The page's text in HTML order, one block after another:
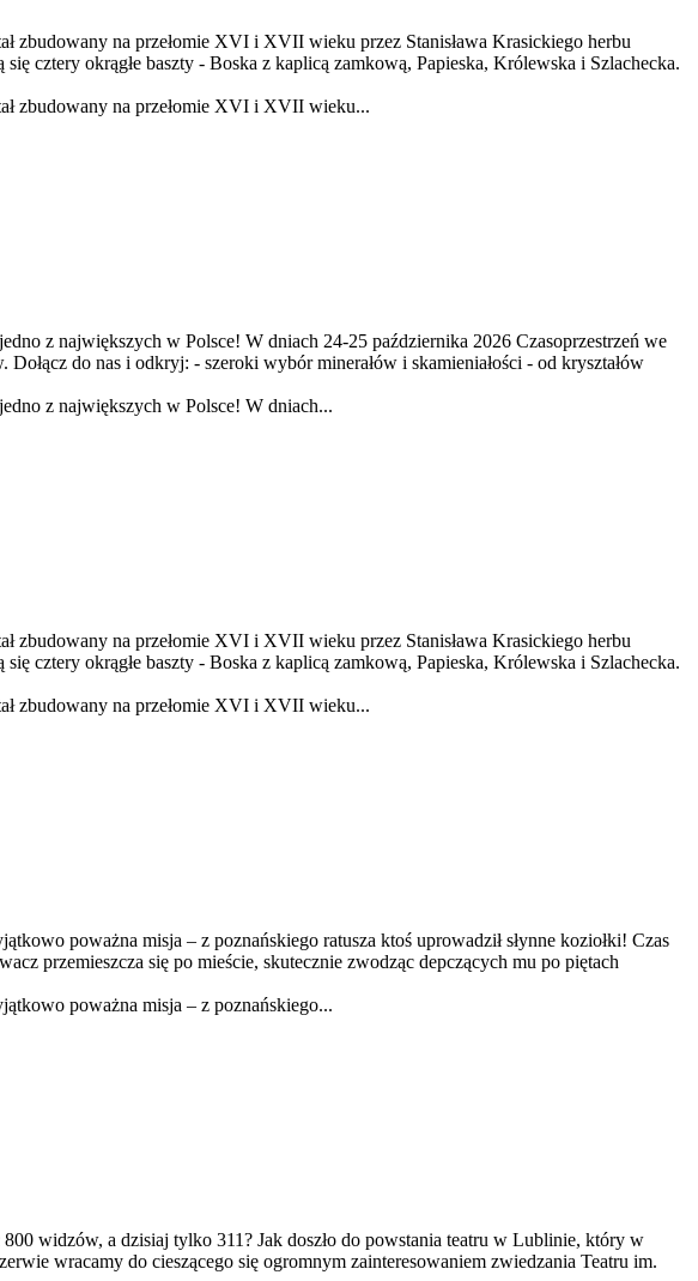
zbudowany na przełomie XVI i XVII wieku przez Stanisława Krasickiego herbu
cztery okrągłe baszty - Boska z kaplicą zamkową, Papieska, Królewska i Szlachecka.
zbudowany na przełomie XVI i XVII wieku...
z największych w Polsce! W dniach 24-25 października 2026 Czasoprzestrzeń we
do nas i odkryj: - szeroki wybór minerałów i skamieniałości - od kryształów
z największych w Polsce! W dniach...
zbudowany na przełomie XVI i XVII wieku przez Stanisława Krasickiego herbu
cztery okrągłe baszty - Boska z kaplicą zamkową, Papieska, Królewska i Szlachecka.
zbudowany na przełomie XVI i XVII wieku...
poważna misja – z poznańskiego ratusza ktoś uprowadził słynne koziołki! Czas
przemieszcza się po mieście, skutecznie zwodząc depczących mu po piętach
poważna misja – z poznańskiego...
widzów, a dzisiaj tylko 311? Jak doszło do powstania teatru w Lublinie, który w
wracamy do cieszącego się ogromnym zainteresowaniem zwiedzania Teatru im.